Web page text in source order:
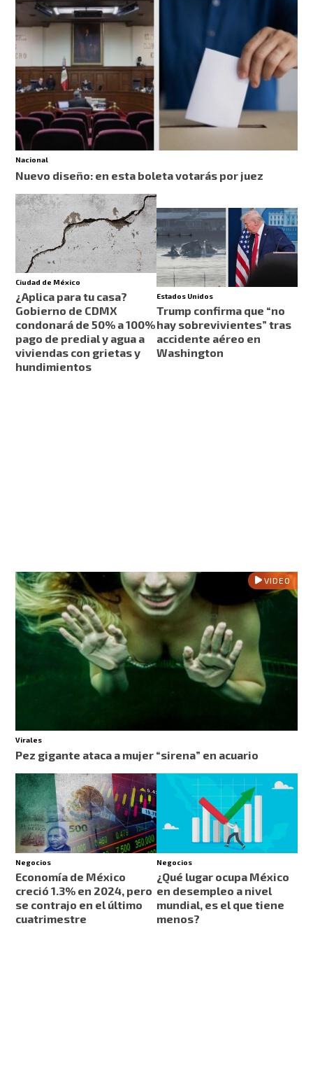
Nacional
Nuevo diseño: en esta boleta votarás por juez
Ciudad de México
¿Aplica para tu casa?
Gobierno de CDMX
condonará de 50% a 100%
pago de predial y agua a
viviendas con grietas y
hundimientos
Estados Unidos
Trump confirma que “no
hay sobrevivientes” tras
accidente aéreo en
Washington
VIDEO
Virales
Pez gigante ataca a mujer “sirena” en acuario
Negocios
Economía de México
creció 1.3% en 2024, pero
se contrajo en el último
cuatrimestre
Negocios
¿Qué lugar ocupa México
en desempleo a nivel
mundial, es el que tiene
menos?